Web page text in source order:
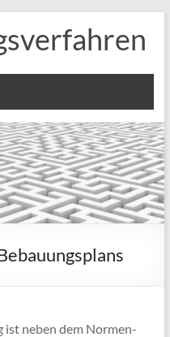
ist neben dem Nor­men­